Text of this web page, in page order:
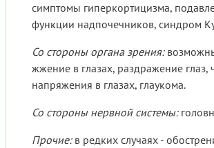
симптомы гиперкортицизма,
функции надпочечников, синдром
Со стороны органа зрения:
жжение в глазах, раздражение глаз,
напряжения в глазах, глаукома.
Со стороны нервной системы:
Прочие:в редких случаях -